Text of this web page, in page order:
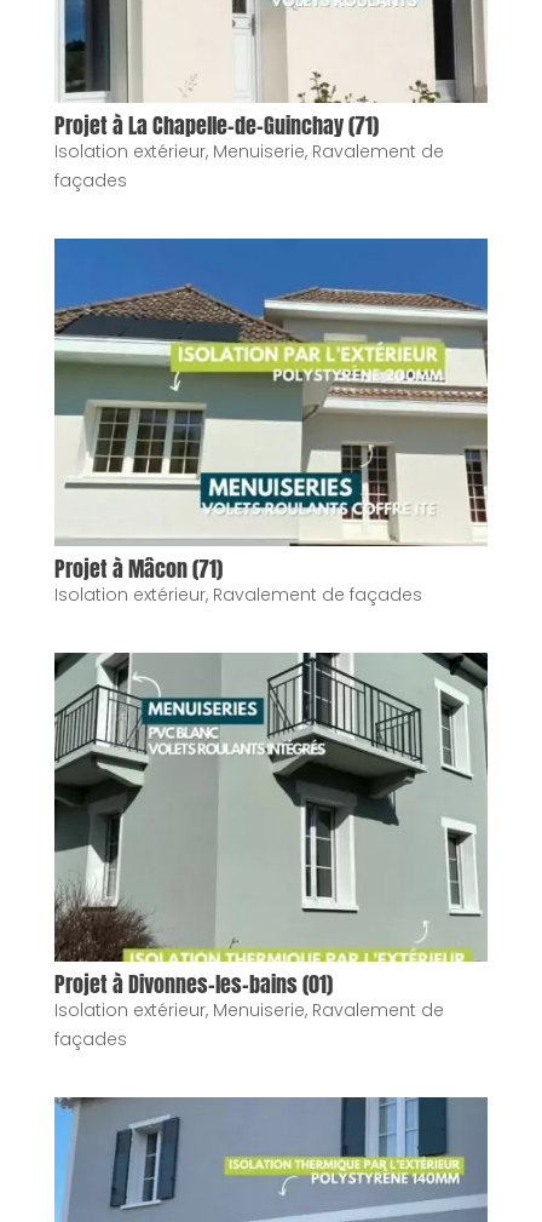
Projet à La Chapelle-de-Guinchay (71)
Isolation extérieur, Menuiserie, Ravalement de
façades
Projet à Mâcon (71)
Isolation extérieur, Ravalement de façades
Projet à Divonnes-les-bains (01)
Isolation extérieur, Menuiserie, Ravalement de
façades